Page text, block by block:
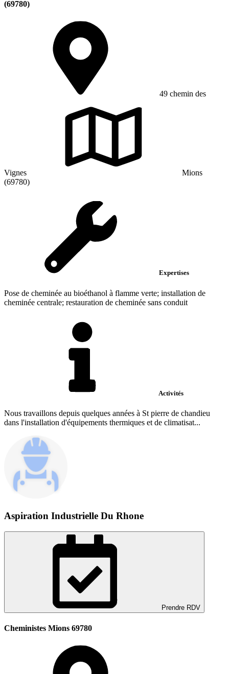
(69780)
49 chemin des
Vignes
Mions
(69780)
Expertises
Pose de cheminée au bioéthanol à flamme verte; installation de
cheminée centrale; restauration de cheminée sans conduit
Activités
Nous travaillons depuis quelques années à St pierre de chandieu
dans l'installation d'équipements thermiques et de climatisat...
Aspiration Industrielle Du Rhone
Prendre RDV
Cheministes Mions 69780